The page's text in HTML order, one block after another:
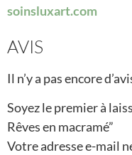
soinsluxart.com
AVIS
Il n’y a pas encore
Soyez le premier à
Rêves en macramé”
Votre adresse e-mail